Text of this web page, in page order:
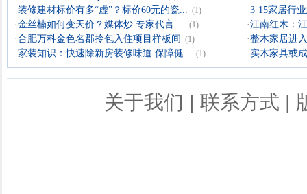
·装修建材标价有多“虚”？标价60元的瓷... (1) ·3·15家居行
·金丝楠如何变天价？媒体炒 专家代言 ... (1) ·江南红木：
·合肥万科金色名郡拎包入住项目样板间 (1) ·整木家居进
·家装知识：快速除新房装修味道 保障健... (1) ·实木家具或
关于我们 | 联系方式 |